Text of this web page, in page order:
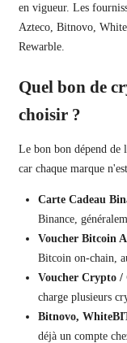
en vigueur. Les
Azteco, Bitnovo,
Rewarble.
Quel bon de
choisir ?
Le bon bon dépend de
car chaque marque
Carte Cadeau
Binance,
Voucher Bitcoin
Bitcoin on-chain,
Voucher Crypto /
charge plusieurs
Bitnovo,
déjà un compte